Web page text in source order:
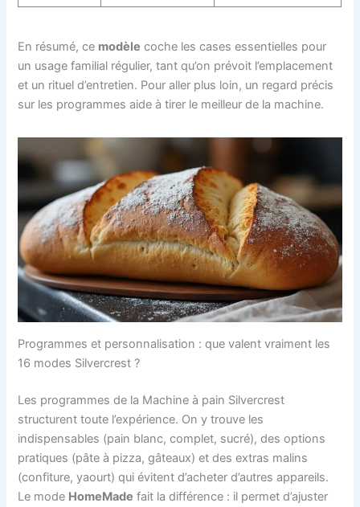
En résumé, ce modèle coche les cases essentielles pour
un usage familial régulier, tant qu’on prévoit l’emplacement
et un rituel d’entretien. Pour aller plus loin, un regard précis
sur les programmes aide à tirer le meilleur de la machine.
Programmes et personnalisation : que valent vraiment les
16 modes Silvercrest ?
Les programmes de la Machine à pain Silvercrest
structurent toute l’expérience. On y trouve les
indispensables (pain blanc, complet, sucré), des options
pratiques (pâte à pizza, gâteaux) et des extras malins
(confiture, yaourt) qui évitent d’acheter d’autres appareils.
Le mode HomeMade fait la différence : il permet d’ajuster